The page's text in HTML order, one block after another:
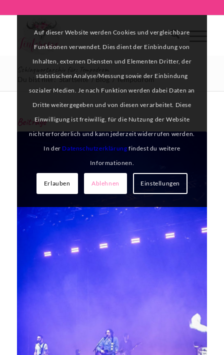
Du bist hier: Startseite /Blog /Tempodrom
Beiträge
Auf dieser Website werden Cookies und vergleichbare
Funktionen verwendet. Dies dient der Einbindung von
Inhalten, externen Diensten und Elementen Dritter, der
statistischen Analyse/Messung sowie der Einbindung
sozialer Medien. Je nach Funktion werden dabei Daten an
Dritte weitergegeben und von diesen verarbeitet. Diese
Einwilligung ist freiwillig, für die Nutzung der Website
nicht erforderlich und kann jederzeit widerrufen werden.
In der Datenschutzerklärung findest du weitere
Informationen.
Erlauben Ablehnen Einstellungen